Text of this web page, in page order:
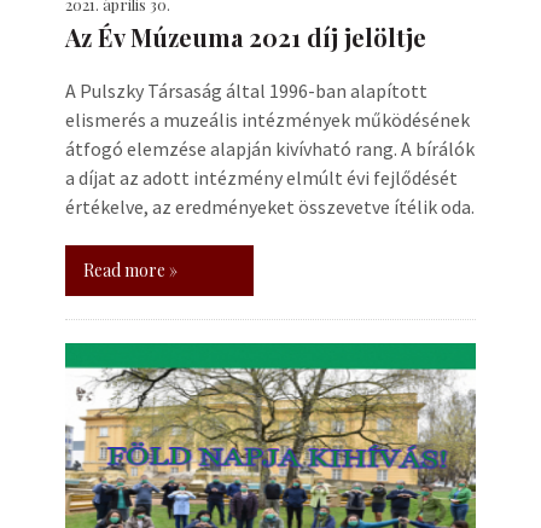
2021. április 30.
Az Év Múzeuma 2021 díj jelöltje
A Pulszky Társaság által 1996-ban alapított
elismerés a muzeális intézmények működésének
átfogó elemzése alapján kivívható rang. A bírálók
a díjat az adott intézmény elmúlt évi fejlődését
értékelve, az eredményeket összevetve ítélik oda.
Read more »